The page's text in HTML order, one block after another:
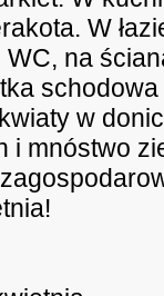
W
na
w
i mnóstwo